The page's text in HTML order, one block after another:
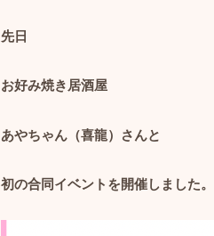
先日
お好み焼き居酒屋
あやちゃん（喜龍）さんと
初の合同イベントを開催しました。